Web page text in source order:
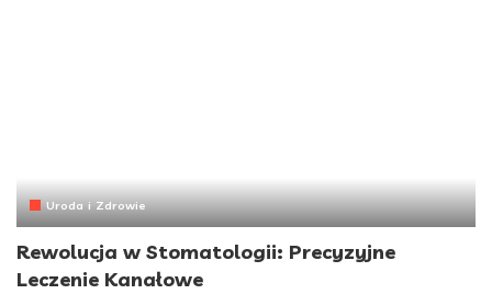
Uroda i Zdrowie
Rewolucja w Stomatologii: Precyzyjne
Leczenie Kanałowe